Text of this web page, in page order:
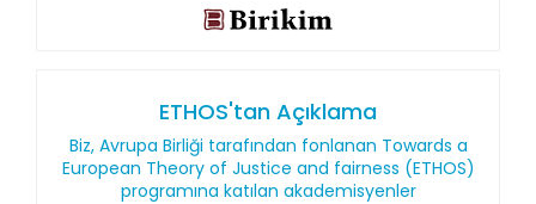
ETHOS'tan Açıklama
Biz, Avrupa Birliği tarafından fonlanan Towards a
European Theory of Justice and fairness (ETHOS)
programına katılan akademisyenler